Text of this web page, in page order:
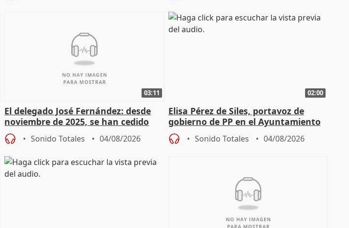
03:11
El delegado José Fernández: desde
noviembre de 2025, se han cedido
9.810 ayudas por nacimiento
Sonido Totales 04/08/2026
02:00
Elisa Pérez de Siles, portavoz de
gobierno de PP en el Ayuntamiento
de Málaga, deja la política
Sonido Totales 04/08/2026